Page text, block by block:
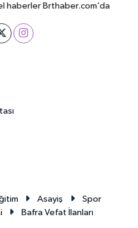
haberler Brthaber.com’da
Asayiş
Spor
Bafra Vefat İlanları